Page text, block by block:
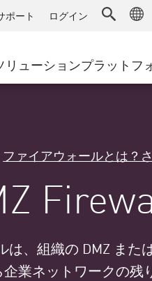
リューション
セキュリティソリューション
Access Service Edge
威ハンティング
プラットフ
ージドファイアウォール
ポート ログイン
ファイアウォールとは？
は、組織の DMZ ま
業ネットワークの